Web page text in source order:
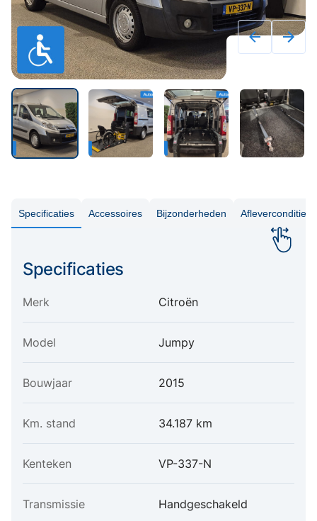
Specificaties Accessoires Bijzonderheden Aflevercondities
Specificaties
Merk Citroën
Model Jumpy
Bouwjaar 2015
Km. stand 34.187 km
Kenteken VP-337-N
Transmissie Handgeschakeld